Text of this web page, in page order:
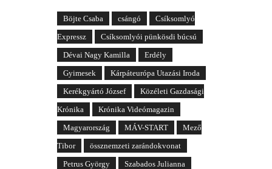
Böjte Csaba csángó
Csíksomlyó
Expressz
Csíksomlyói pünkösdi búcsú
Dévai Nagy Kamilla
Erdély
Gyimesek
Kárpáteurópa Utazási Iroda
Kerékgyártó József
Közéleti Gazdasági
Krónika
Krónika Videómagazin
Magyarország
MÁV-START
Mező
Tibor
össznemzeti zarándokvonat
Petrus György
Szabados Julianna